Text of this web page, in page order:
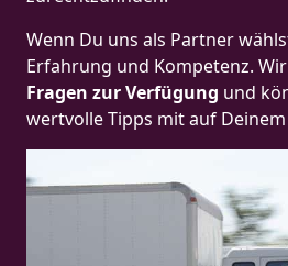
Wenn Du uns als Partner
Erfahrung und Kompetenz.
Fragen zur Verfügung und
wertvolle Tipps mit auf